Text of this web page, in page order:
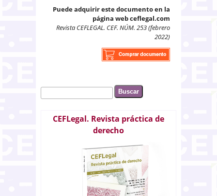
Puede adquirir este documento en la
página web ceflegal.com
Revista CEFLEGAL. CEF. NÚM. 253 (febrero
2022)
Formulario de búsqueda
Buscar
CEFLegal. Revista práctica de
derecho